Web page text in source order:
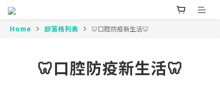
Home 部落格列表 🦷口腔防疫新生活🦷
🦷口腔防疫新生活🦷